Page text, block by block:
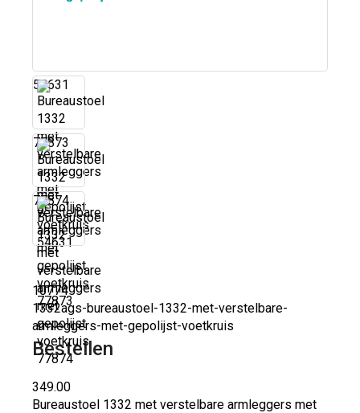
54631
77873
77874
10774
1332ags-bureaustoel-1332-met-verstelbare-
armleggers-met-gepolijst-voetkruis
Bestellen
349.00
Bureaustoel 1332 met verstelbare armleggers met